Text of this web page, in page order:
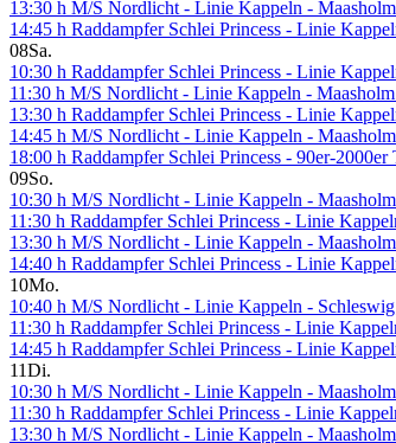
13:30 h M/S Nordlicht - Linie Kappeln -
14:45 h Raddampfer Schlei Princess - Linie
08Sa.
10:30 h Raddampfer Schlei Princess - Linie
11:30 h M/S Nordlicht - Linie Kappeln -
13:30 h Raddampfer Schlei Princess - Linie
14:45 h M/S Nordlicht - Linie Kappeln -
18:00 h Raddampfer Schlei Princess - 90er-2000er
09So.
10:30 h M/S Nordlicht - Linie Kappeln -
11:30 h Raddampfer Schlei Princess - Linie
13:30 h M/S Nordlicht - Linie Kappeln -
14:40 h Raddampfer Schlei Princess - Linie
10Mo.
10:40 h M/S Nordlicht - Linie Kappeln -
11:30 h Raddampfer Schlei Princess - Linie
14:45 h Raddampfer Schlei Princess - Linie
11Di.
10:30 h M/S Nordlicht - Linie Kappeln -
11:30 h Raddampfer Schlei Princess - Linie
13:30 h M/S Nordlicht - Linie Kappeln -